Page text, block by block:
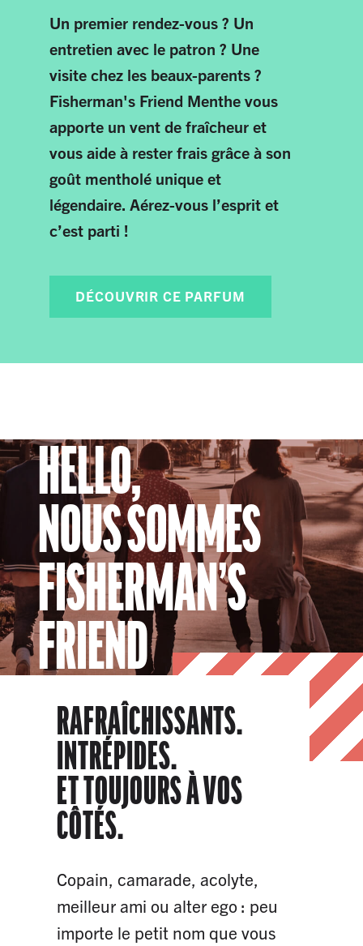
Un premier rendez-vous ? Un
entretien avec le patron ? Une
visite chez les beaux-parents ?
Fisherman's Friend Menthe vous
apporte un vent de fraîcheur et
vous aide à rester frais grâce à son
goût mentholé unique et
légendaire. Aérez-vous l’esprit et
c’est parti !
DÉCOUVRIR CE PARFUM
HELLO,
NOUS SOMMES
FISHERMAN’S
FRIEND
RAFRAÎCHISSANTS.
INTRÉPIDES.
ET TOUJOURS À VOS
CÔTÉS.
Copain, camarade, acolyte,
meilleur ami ou alter ego : peu
importe le petit nom que vous